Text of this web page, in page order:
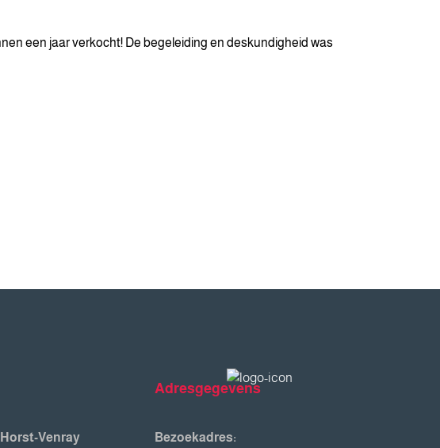
een jaar verkocht! De begeleiding en deskundigheid was
Venray
Adresgegevens
Bezoekadres: